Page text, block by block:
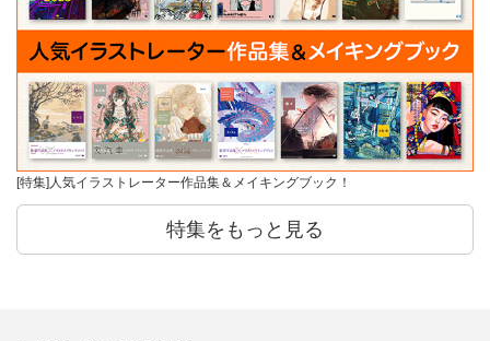
[特集]人気イラストレーター作品集＆メイキングブック！
特集をもっと見る